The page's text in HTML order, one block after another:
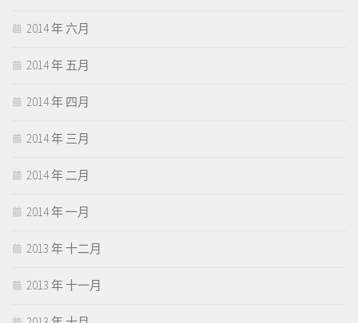
2014 年 六月
2014 年 五月
2014 年 四月
2014 年 三月
2014 年 二月
2014 年 一月
2013 年 十二月
2013 年 十一月